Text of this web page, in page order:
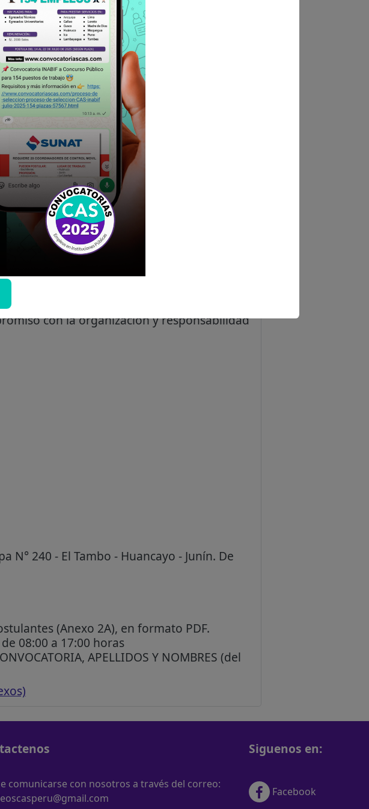
03 años
en Administración o Recursos Humanos
Publica y/o relacionados al cargo de la
deben ser mínimo de noventa (90) horas,
12 horas.
y gestión pública.
con la organización y responsabilidad
N° 240 - El Tambo - Huancayo - Junín. De
(Anexo 2A), en formato PDF.
08:00 a 17:00 horas
APELLIDOS Y NOMBRES (del
comunicarse con nosotros a través del correo:
Siguenos en:
Facebook